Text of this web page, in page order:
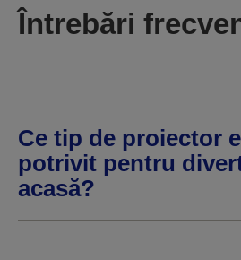
Întrebări
Ce tip de proiector
potrivit pentru
acasă?